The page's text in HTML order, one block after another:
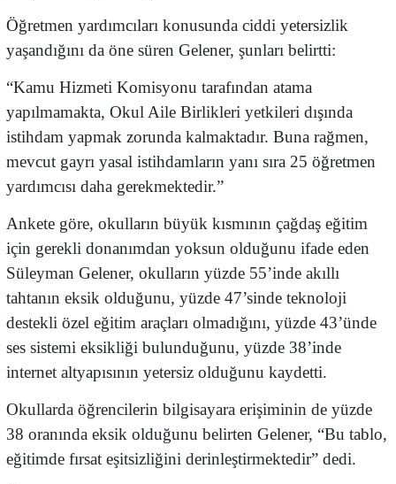
Öğretmen yardımcıları konusunda ciddi yetersizlik
yaşandığını da öne süren Gelener, şunları belirtti:
“Kamu Hizmeti Komisyonu tarafından atama
yapılmamakta, Okul Aile Birlikleri yetkileri dışında
istihdam yapmak zorunda kalmaktadır. Buna rağmen,
mevcut gayrı yasal istihdamların yanı sıra 25 öğretmen
yardımcısı daha gerekmektedir.”
Ankete göre, okulların büyük kısmının çağdaş eğitim
için gerekli donanımdan yoksun olduğunu ifade eden
Süleyman Gelener, okulların yüzde 55’inde akıllı
tahtanın eksik olduğunu, yüzde 47’sinde teknoloji
destekli özel eğitim araçları olmadığını, yüzde 43’ünde
ses sistemi eksikliği bulunduğunu, yüzde 38’inde
internet altyapısının yetersiz olduğunu kaydetti.
Okullarda öğrencilerin bilgisayara erişiminin de yüzde
38 oranında eksik olduğunu belirten Gelener, “Bu tablo,
eğitimde fırsat eşitsizliğini derinleştirmektedir” dedi.